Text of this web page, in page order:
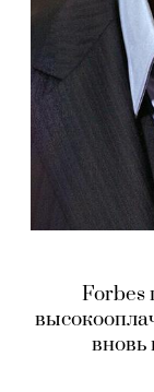
Forbes
вновь